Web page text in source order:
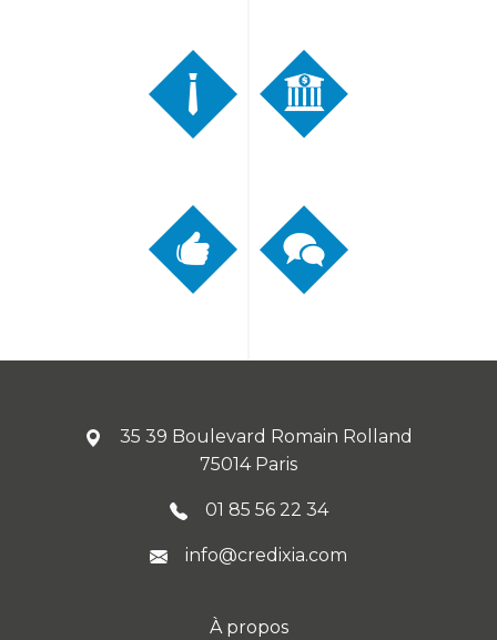
35 39 Boulevard Romain Rolland
75014 Paris
01 85 56 22 34
info@credixia.com
À propos